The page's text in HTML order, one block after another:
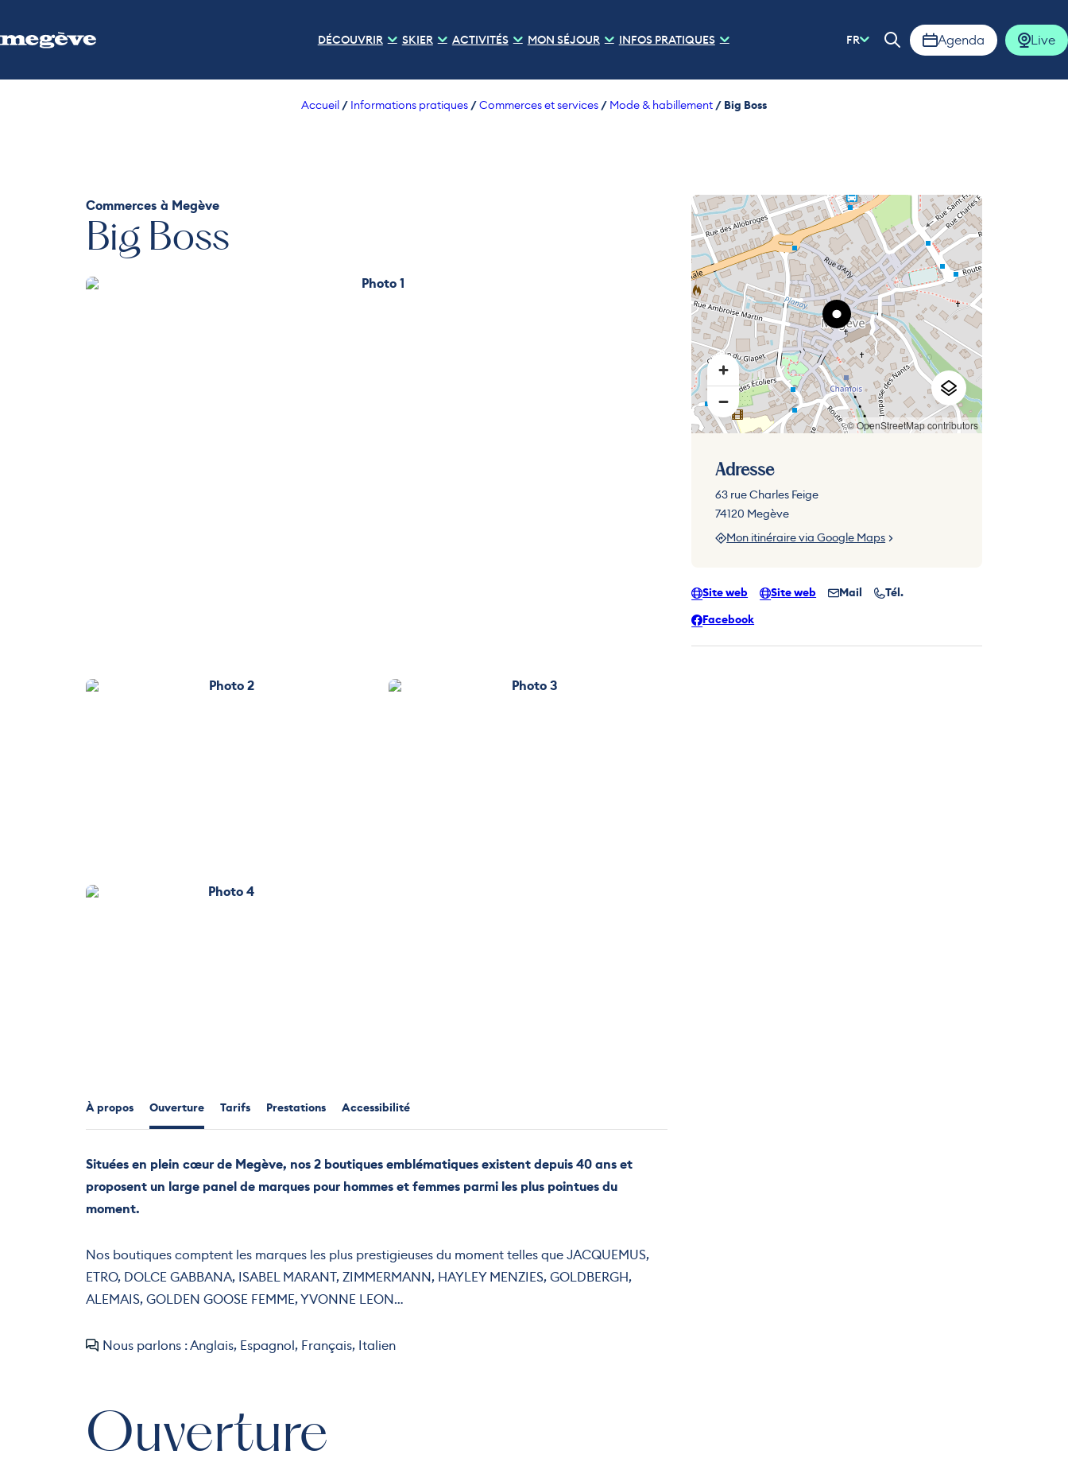
DÉCOUVRIR SKIER ACTIVITÉS MON SÉJOUR INFOS PRATIQUES FR
Ouvrir la barre de
Agenda Live
Accueil / Informations pratiques /Commerces et services / Mode & habillement / Big Boss
Commerces à Megève
Big Boss
Photo 1
Photo 2 Photo 3
Photo 4
À propos Ouverture Tarifs Prestations Accessibilité
Situées en plein cœur de Megève, nos 2 boutiques emblématiques existent depuis 40 ans et
proposent un large panel de marques pour hommes et femmes parmi les plus pointues du
moment.
Nos boutiques comptent les marques les plus prestigieuses du moment telles que JACQUEMUS,
ETRO, DOLCE GABBANA, ISABEL MARANT, ZIMMERMANN, HAYLEY MENZIES, GOLDBERGH,
ALEMAIS, GOLDEN GOOSE FEMME, YVONNE LEON…
Nous parlons : Anglais, Espagnol, Français, Italien
Ouverture
© OpenStreetMap contributors
Adresse
63 rue Charles Feige
74120 Megève
Mon itinéraire via Google Maps
Site web Site web Mail
Tél.
Facebook